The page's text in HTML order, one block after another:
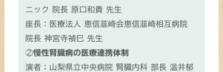
ニック 院長 原口和貴 先生
座長：医療法人 恵信韮崎会恵信韮崎相互病院
院長 神宮寺禎巳 先生
②慢性腎臓病の医療連携体制
演者：山梨県立中央病院 腎臓内科 部長 温井郁